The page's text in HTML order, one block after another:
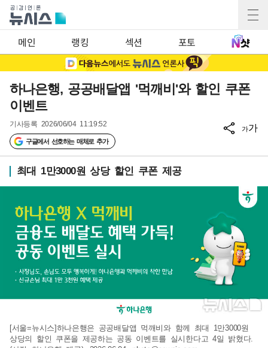
메인 랭킹 섹션 포토
하나은행, 공공배달앱 '먹깨비'와 할인 쿠폰
이벤트
기사등록 2026/06/04 11:19:52
구글에서 선호하는 매체로 추가
가가
최대 1만3000원 상당 할인 쿠폰 제공
[서울=뉴시스]하나은행은 공공배달앱 먹깨비와 함께 최대 1만3000원
상당의 할인 쿠폰을 제공하는 공동 이벤트를 실시한다고 4일 밝혔다.